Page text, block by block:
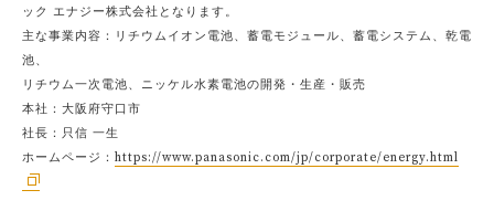
ック エナジー株式会社となります。
主な事業内容：リチウムイオン電池、蓄電モジュール、蓄電システム、乾電
池、
リチウム一次電池、ニッケル水素電池の開発・生産・販売
本社：大阪府守口市
社長：只信 一生
ホームページ： https://www.panasonic.com/jp/corporate/energy.html